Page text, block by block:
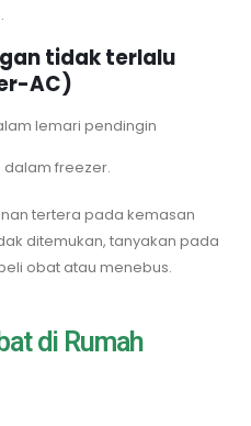
tidak terlalu
AC)
lemari pendingin
freezer.
tertera pada kemasan
ditemukan, tanyakan pada
obat atau menebus.
di Rumah